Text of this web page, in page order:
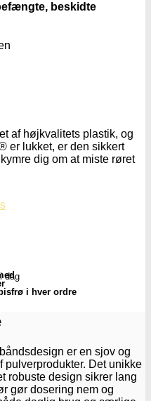
beskidte
af højkvalitets plastik, og
er lukket, er den sikkert
dig om at miste røret
dag
med
i hver ordre
er en sjov og
Det unikke
robuste design sikrer lang
gør dosering nem og